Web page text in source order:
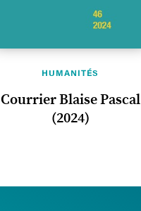
HUMANITÉS
Courrier Blaise Pascal
(2024)